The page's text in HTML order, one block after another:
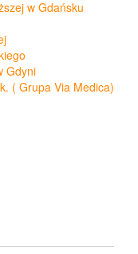
w Gdańsku
Gdyni
( Grupa Via Medica)